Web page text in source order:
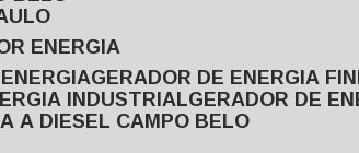
ENERGIA
GERADOR DE ENERGIA
INDUSTRIAL GERADOR DE
A DIESEL CAMPO BELO